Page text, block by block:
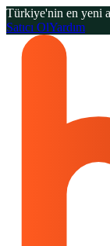
Türkiye'nin en yeni
Satıcı OlYardım